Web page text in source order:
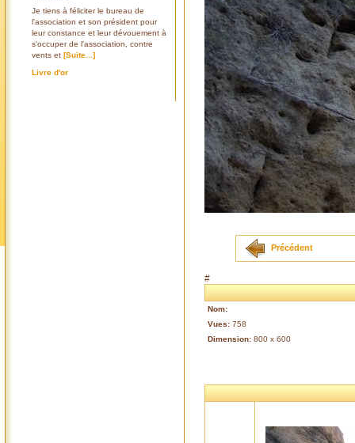
Je tiens à féliciter le bureau de
l'association et son président pour
leur constance et leur dévouement à
s'occuper de l'association, contre
vents et [Suite...]
Livre d'or
Précédent
#
Nom:
Vues: 758
Dimension: 800 x 600